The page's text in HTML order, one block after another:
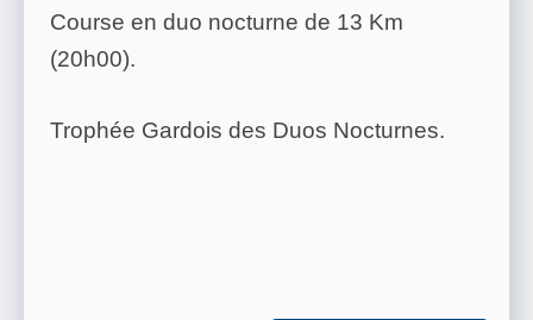
Course en duo nocturne de 13 Km
(20h00).
Trophée Gardois des Duos Nocturnes.